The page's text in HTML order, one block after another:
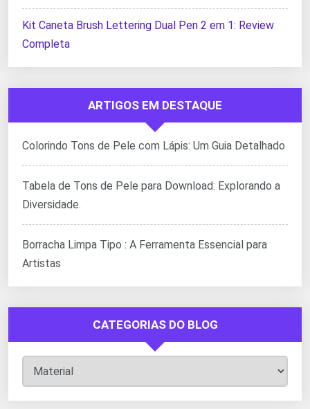
Kit Caneta Brush Lettering Dual Pen 2 em 1: Review
Completa
ARTIGOS EM DESTAQUE
Colorindo Tons de Pele com Lápis: Um Guia Detalhado
Tabela de Tons de Pele para Download: Explorando a
Diversidade.
Borracha Limpa Tipo : A Ferramenta Essencial para
Artistas
CATEGORIAS DO BLOG
Categorias
do
Blog